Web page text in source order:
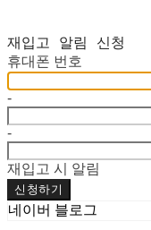
재입고 알림 신청
휴대폰 번호
-
-
재입고 시 알림
신청하기
네이버 블로그